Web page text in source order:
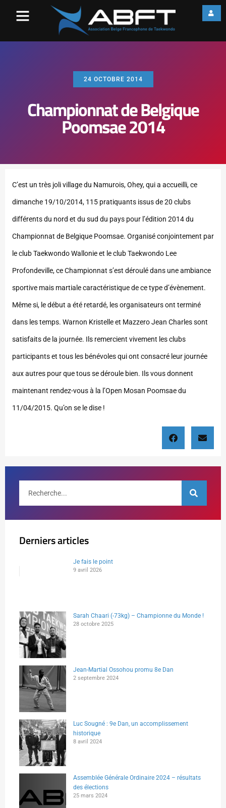
24 OCTOBRE 2014
Championnat de Belgique
Poomsae 2014
C’est un très joli village du Namurois, Ohey, qui a accueilli, ce
dimanche 19/10/2014, 115 pratiquants issus de 20 clubs
différents du nord et du sud du pays pour l’édition 2014 du
Championnat de Belgique Poomsae. Organisé conjointement par
le club Taekwondo Wallonie et le club Taekwondo Lee
Profondeville, ce Championnat s’est déroulé dans une ambiance
sportive mais martiale caractéristique de ce type d’évènement.
Même si, le début a été retardé, les organisateurs ont terminé
dans les temps. Warnon Kristelle et Mazzero Jean Charles sont
satisfaits de la journée. Ils remercient vivement les clubs
participants et tous les bénévoles qui ont consacré leur journée
aux autres pour que tous se déroule bien. Ils vous donnent
maintenant rendez-vous à la l’Open Mosan Poomsae du
11/04/2015. Qu’on se le dise !
Derniers articles
Je fais le point
9 avril 2026
Sarah Chaari (-73kg) – Championne du Monde !
28 octobre 2025
Jean-Martial Ossohou promu 8e Dan
2 septembre 2024
Luc Sougné : 9e Dan, un accomplissement
historique
8 avril 2024
Assemblée Générale Ordinaire 2024 – résultats
des élections
25 mars 2024